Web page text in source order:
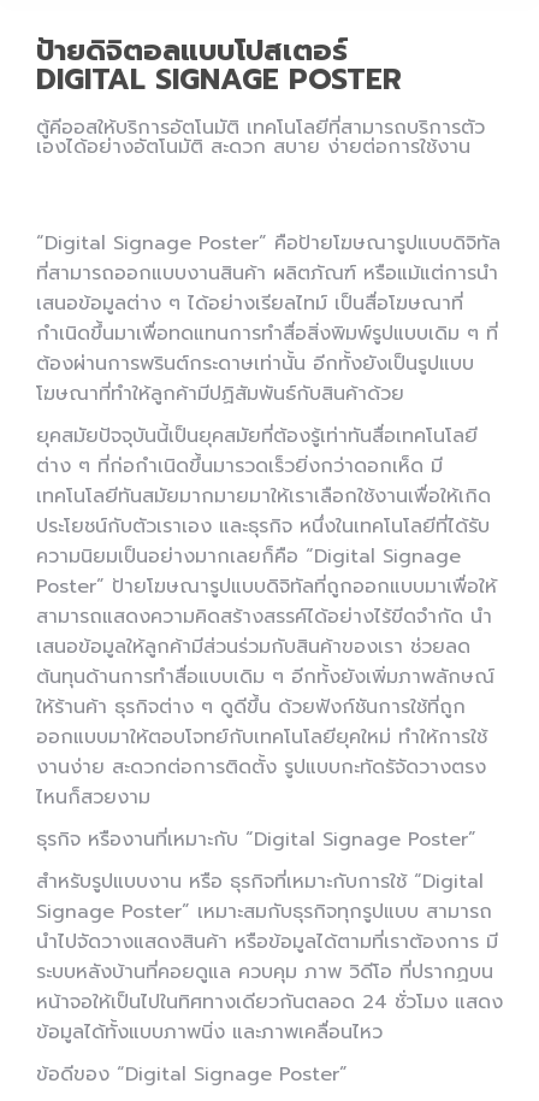
ป้ายดิจิตอลแบบโปสเตอร์
DIGITAL SIGNAGE POSTER
ตู้คีออสให้บริการอัตโนมัติ เทคโนโลยีที่สามารถบริการตัว
เองได้อย่างอัตโนมัติ สะดวก สบาย ง่ายต่อการใช้งาน
“Digital Signage Poster” คือป้ายโฆษณารูปแบบดิจิทัล
ที่สามารถออกแบบงานสินค้า ผลิตภัณฑ์ หรือแม้แต่การนำ
เสนอข้อมูลต่าง ๆ ได้อย่างเรียลไทม์ เป็นสื่อโฆษณาที่
กำเนิดขึ้นมาเพื่อทดแทนการทำสื่อสิ่งพิมพ์รูปแบบเดิม ๆ ที่
ต้องผ่านการพรินต์กระดาษเท่านั้น อีกทั้งยังเป็นรูปแบบ
โฆษณาที่ทำให้ลูกค้ามีปฏิสัมพันธ์กับสินค้าด้วย
ยุคสมัยปัจจุบันนี้เป็นยุคสมัยที่ต้องรู้เท่าทันสื่อเทคโนโลยี
ต่าง ๆ ที่ก่อกำเนิดขึ้นมารวดเร็วยิ่งกว่าดอกเห็ด มี
เทคโนโลยีทันสมัยมากมายมาให้เราเลือกใช้งานเพื่อให้เกิด
ประโยชน์กับตัวเราเอง และธุรกิจ หนึ่งในเทคโนโลยีที่ได้รับ
ความนิยมเป็นอย่างมากเลยก็คือ “Digital Signage
Poster” ป้ายโฆษณารูปแบบดิจิทัลที่ถูกออกแบบมาเพื่อให้
สามารถแสดงความคิดสร้างสรรค์ได้อย่างไร้ขีดจำกัด นำ
เสนอข้อมูลให้ลูกค้ามีส่วนร่วมกับสินค้าของเรา ช่วยลด
ต้นทุนด้านการทำสื่อแบบเดิม ๆ อีกทั้งยังเพิ่มภาพลักษณ์
ให้ร้านค้า ธุรกิจต่าง ๆ ดูดีขึ้น ด้วยฟังก์ชันการใช้ที่ถูก
ออกแบบมาให้ตอบโจทย์กับเทคโนโลยียุคใหม่ ทำให้การใช้
งานง่าย สะดวกต่อการติดตั้ง รูปแบบกะทัดรัจัดวางตรง
ไหนก็สวยงาม
ธุรกิจ หรืองานที่เหมาะกับ “Digital Signage Poster”
สำหรับรูปแบบงาน หรือ ธุรกิจที่เหมาะกับการใช้ “Digital
Signage Poster” เหมาะสมกับธุรกิจทุกรูปแบบ สามารถ
นำไปจัดวางแสดงสินค้า หรือข้อมูลได้ตามที่เราต้องการ มี
ระบบหลังบ้านที่คอยดูแล ควบคุม ภาพ วิดีโอ ที่ปรากฏบน
หน้าจอให้เป็นไปในทิศทางเดียวกันตลอด 24 ชั่วโมง แสดง
ข้อมูลได้ทั้งแบบภาพนิ่ง และภาพเคลื่อนไหว
ข้อดีของ “Digital Signage Poster”